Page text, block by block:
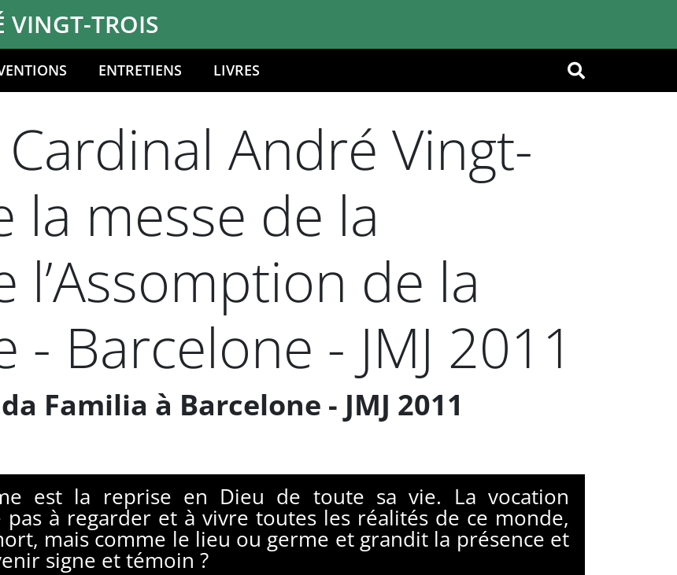
VINGT-TROIS
OK
ENTRETIENS LIVRES
André Vingt-
la messe de la
l’Assomption de la
Barcelone - JMJ 2011
Familia à Barcelone - JMJ 2011
est la reprise en Dieu de toute sa vie. La vocation
à regarder et à vivre toutes les réalités de ce monde,
mais comme le lieu ou germe et grandit la présence et
signe et témoin ?